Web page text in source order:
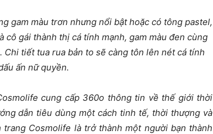
gam màu trơn nhưng nổi bật hoặc có tông pastel,
gái thành thị cá tính mạnh, gam màu đen cùng
tiết tua rua bản to sẽ càng tôn lên nét cá tính
ấn nữ quyền.
cung cấp 360o thông tin về thế giới thời
dẫn tiêu dùng một cách tinh tế, thời thượng và
Cosmolife là trở thành một người bạn thành